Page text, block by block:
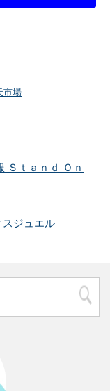
市場
Ｓｔａｎｄ Ｏｎ
スジュエル